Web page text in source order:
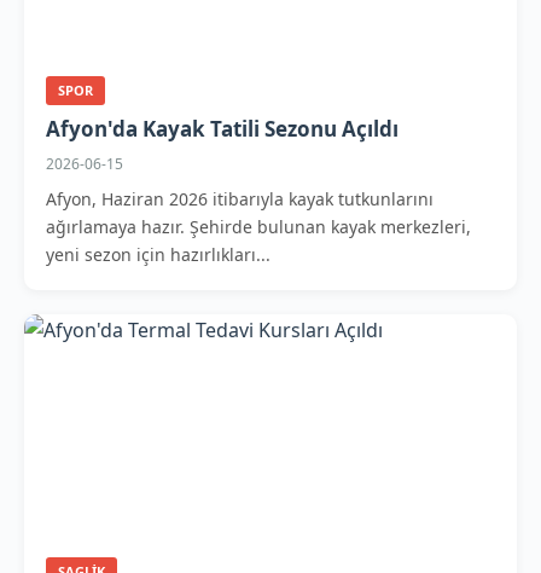
SPOR
Afyon'da Kayak Tatili Sezonu Açıldı
2026-06-15
Afyon, Haziran 2026 itibarıyla kayak tutkunlarını
ağırlamaya hazır. Şehirde bulunan kayak merkezleri,
yeni sezon için hazırlıkları...